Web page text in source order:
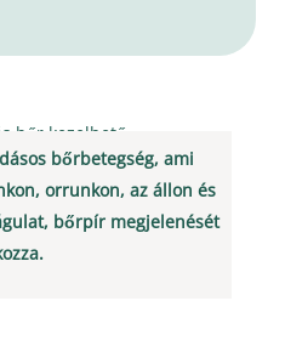
bőrbetegség, ami
orrunkon, az állon és
bőrpír megjelenését